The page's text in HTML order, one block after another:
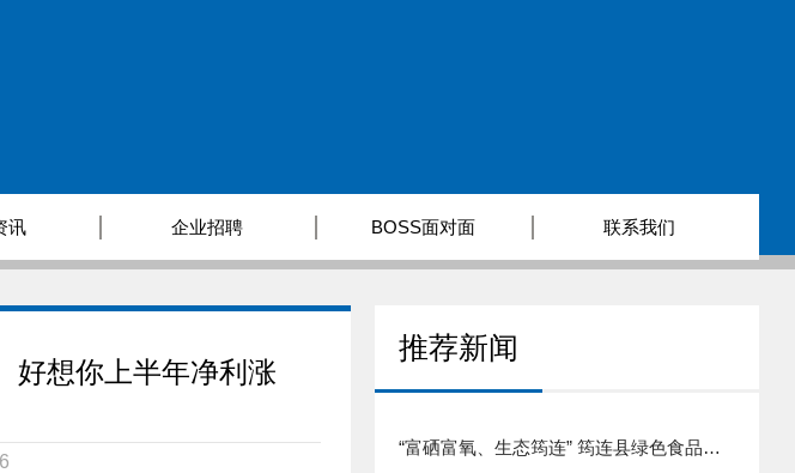
讯 企业招聘 BOSS面对面 联系我们
好想你上半年净利涨
推荐新闻
“富硒富氧、生态筠连” 筠连县绿色食品产业招商推介会圆满举行